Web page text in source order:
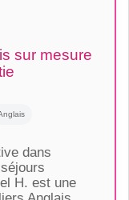
sur mesure
dans
H. est une